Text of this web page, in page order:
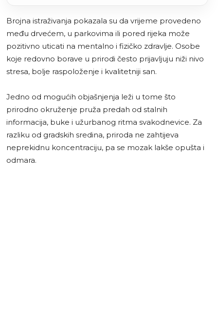
Brojna istraživanja pokazala su da vrijeme provedeno
među drvećem, u parkovima ili pored rijeka može
pozitivno uticati na mentalno i fizičko zdravlje. Osobe
koje redovno borave u prirodi često prijavljuju niži nivo
stresa, bolje raspoloženje i kvalitetniji san.
Jedno od mogućih objašnjenja leži u tome što
prirodno okruženje pruža predah od stalnih
informacija, buke i užurbanog ritma svakodnevice. Za
razliku od gradskih sredina, priroda ne zahtijeva
neprekidnu koncentraciju, pa se mozak lakše opušta i
odmara.